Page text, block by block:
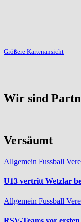
Größere Kartenansicht
Wir sind
Versäumt
Allgemein Fussball
U13 vertritt Wetzlar
Allgemein Fussball
RSV-Teams vor